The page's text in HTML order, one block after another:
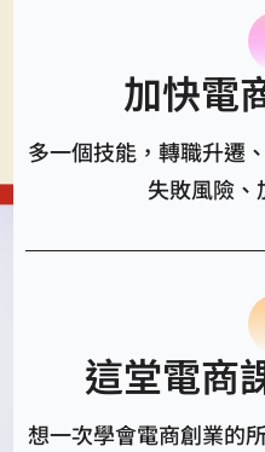
加快電
多一個技能，轉職升遷
失敗風險、
這堂電商
想一次學會電商創業的